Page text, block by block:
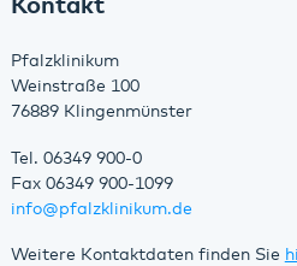
Kontakt
Pfalzklinikum
Weinstraße 100
76889 Klingenmünster
Tel. 06349 900-0
Fax 06349 900-1099
info@pfalzklinikum.de
Weitere Kontaktdaten finden Sie